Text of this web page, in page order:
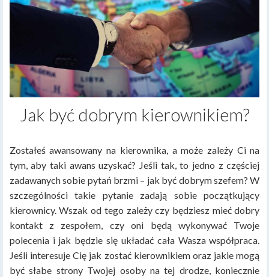
Jak być dobrym kierownikiem?
Zostałeś awansowany na kierownika, a może zależy Ci na
tym, aby taki awans uzyskać? Jeśli tak, to jedno z częściej
zadawanych sobie pytań brzmi – jak być dobrym szefem? W
szczególności takie pytanie zadają sobie początkujący
kierownicy. Wszak od tego zależy czy będziesz mieć dobry
kontakt z zespołem, czy oni będą wykonywać Twoje
polecenia i jak będzie się układać cała Wasza współpraca.
Jeśli interesuje Cię jak zostać kierownikiem oraz jakie mogą
być słabe strony Twojej osoby na tej drodze, koniecznie